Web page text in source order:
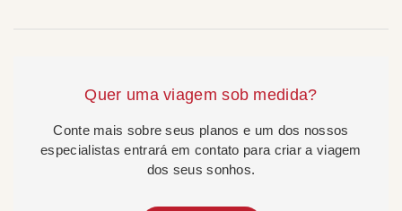
Quer uma viagem sob medida?
Conte mais sobre seus planos e um dos nossos
especialistas entrará em contato para criar a viagem
dos seus sonhos.